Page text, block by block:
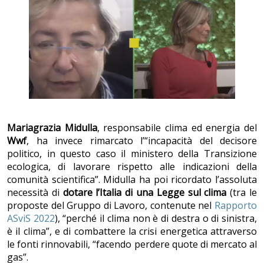
Mariagrazia Midulla, responsabile clima ed energia del
Wwf, ha invece rimarcato l’“incapacità del decisore
politico, in questo caso il ministero della Transizione
ecologica, di lavorare rispetto alle indicazioni della
comunità scientifica”. Midulla ha poi ricordato l’assoluta
necessità di dotare l’Italia di una Legge sul clima (tra le
proposte del Gruppo di Lavoro, contenute nel Rapporto
ASviS 2022), “perché il clima non è di destra o di sinistra,
è il clima”, e di combattere la crisi energetica attraverso
le fonti rinnovabili, “facendo perdere quote di mercato al
gas”.